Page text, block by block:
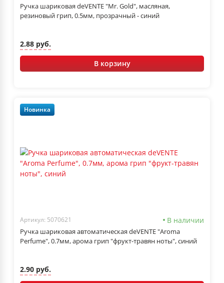
Ручка шариковая deVENTE "Mr. Gold", масляная,
резиновый грип, 0.5мм, прозрачный - синий
2.88 руб.
В корзину
Новинка
Артикул: 5070621 В наличии
Ручка шариковая автоматическая deVENTE "Aroma
Perfume", 0.7мм, арома грип "фрукт-травян ноты", синий
2.90 руб.